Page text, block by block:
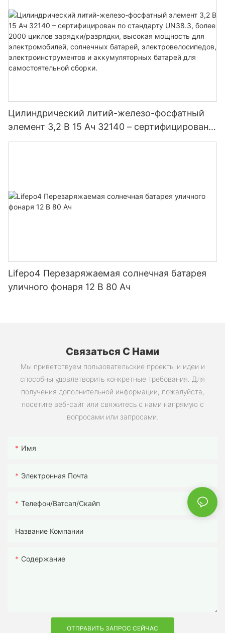
Цилиндрический литий-железо-фосфатный
элемент 3,2 В 15 Ач 32140 – сертифицирован
по стандарту UN38.3, более 2000 циклов
аккумуляторных батарей для
самостоятельной сборки.
Lifepo4 Перезаряжаемая солнечная батарея
уличного фонаря 12 В 80 Ач
Связаться С Нами
Мы приветствуем пользовательские проекты и идеи и
способны удовлетворить конкретные требования. Для
получения дополнительной информации, пожалуйста,
посетите веб-сайт или свяжитесь с нами напрямую с
вопросами или запросами.
Имя
Электронная Почта
Телефон/ватсап/скайп
Название Компании
Содержание
ОТПРАВИТЬ ЗАПРОС СЕЙЧАС